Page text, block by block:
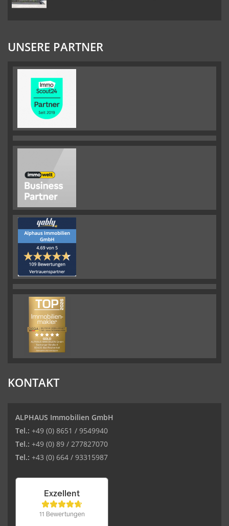
UNSERE PARTNER
KONTAKT
ALPHAUS Immobilien GmbH
Tel.: +49 (0) 8651 / 9549940
Tel.: +49 (0) 89 / 277827070
Tel.: +43 (0) 664 / 93315987